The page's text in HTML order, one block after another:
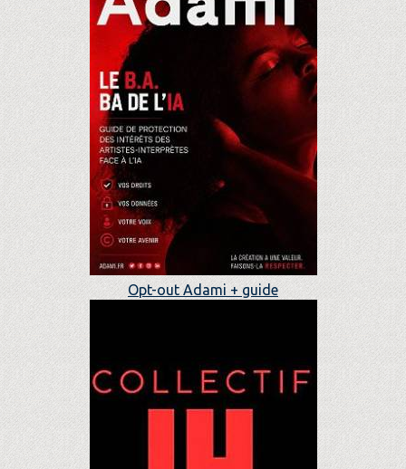
Opt-out Adami + guide